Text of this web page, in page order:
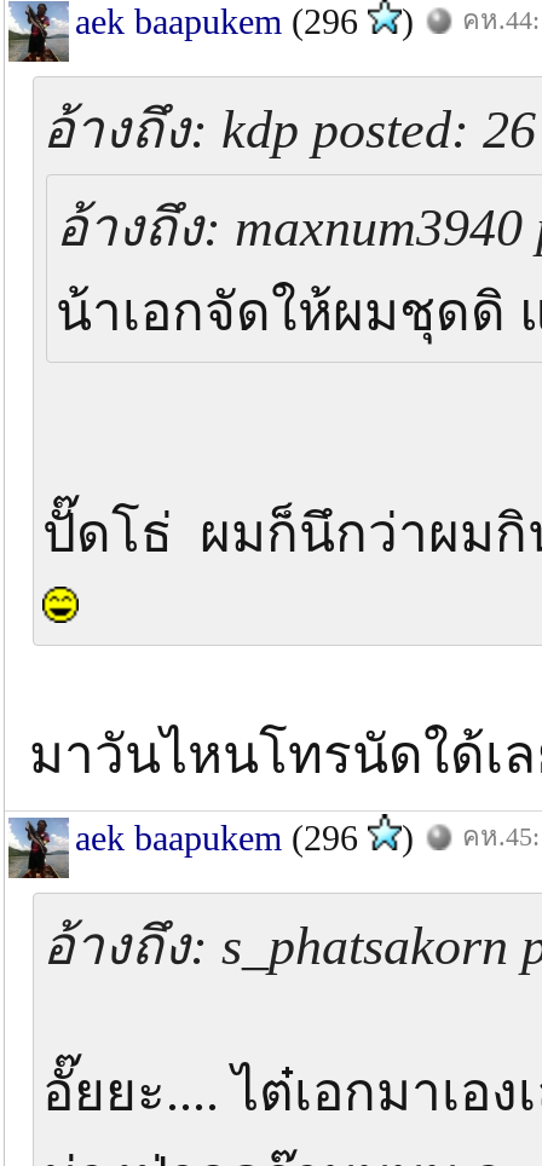
aek baapukem (296 ) คห
อ้างถึง: kdp posted:
อ้างถึง:
น้าเอกจัดให้ผมชุดดิ
ปั๊ดโธ่ ผมก็นึกว่าผม
มาวันไหนโทรนัดใด้เล
aek baapukem (296 ) คห
อ้างถึง: s_phatsakorn
อั๊ยยะ.... ไต๋เอกมาเอ